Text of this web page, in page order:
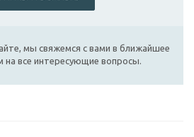
мы свяжемся с вами в ближайшее
на все интересующие вопросы.